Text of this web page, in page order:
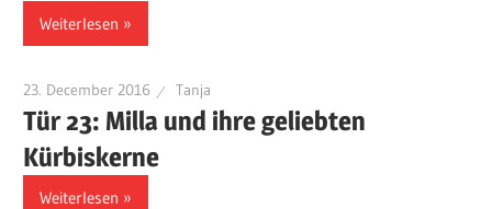
Weiterlesen
23. December 2016 Tanja
Tür 23: Milla und ihre geliebten
Kürbiskerne
Weiterlesen